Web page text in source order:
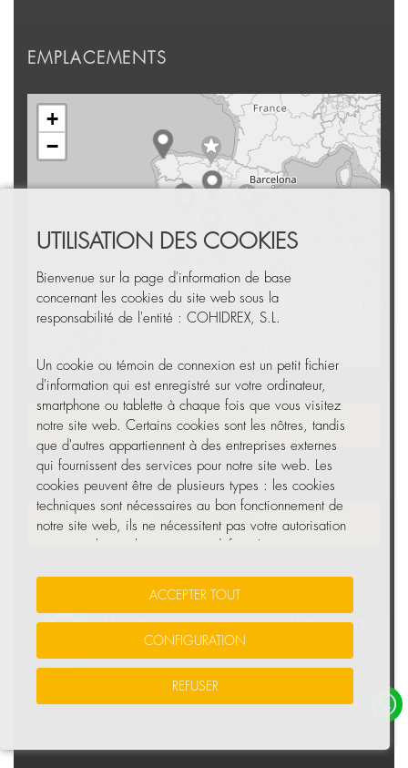
EMPLACEMENTS
+
−
Leaflet © OpenStreetMap
DEVENEZ DISTRIBUTEUR
NEWSLETTER
UTILISATION DES COOKIES
Bienvenue sur la page d'information de base
concernant les cookies du site web sous la
responsabilité de l'entité : COHIDREX, S.L.
Un cookie ou témoin de connexion est un petit fichier
d'information qui est enregistré sur votre ordinateur,
smartphone ou tablette à chaque fois que vous visitez
notre site web. Certains cookies sont les nôtres, tandis
que d'autres appartiennent à des entreprises externes
qui fournissent des services pour notre site web. Les
cookies peuvent être de plusieurs types : les cookies
techniques sont nécessaires au bon fonctionnement de
notre site web, ils ne nécessitent pas votre autorisation
goûts et intérêts personnels.
Vous pouvez accepter tous ces cookies en appuyant sur
le bouton ACCEPTER TOUT ou les configurer ou refuser
ACCEPTER TOUT
CONFIGURATION
REFUSER